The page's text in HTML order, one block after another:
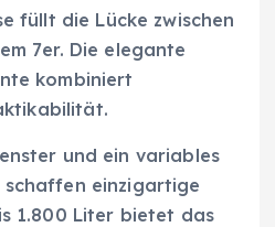
füllt die Lücke zwischen
7er. Die elegante
kombiniert
und ein variables
einzigartige
1.800 Liter bietet das